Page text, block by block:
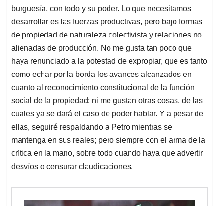
burguesía, con todo y su poder. Lo que necesitamos
desarrollar es las fuerzas productivas, pero bajo formas
de propiedad de naturaleza colectivista y relaciones no
alienadas de producción. No me gusta tan poco que
haya renunciado a la potestad de expropiar, que es tanto
como echar por la borda los avances alcanzados en
cuanto al reconocimiento constitucional de la función
social de la propiedad; ni me gustan otras cosas, de las
cuales ya se dará el caso de poder hablar. Y a pesar de
ellas, seguiré respaldando a Petro mientras se
mantenga en sus reales; pero siempre con el arma de la
crítica en la mano, sobre todo cuando haya que advertir
desvíos o censurar claudicaciones.